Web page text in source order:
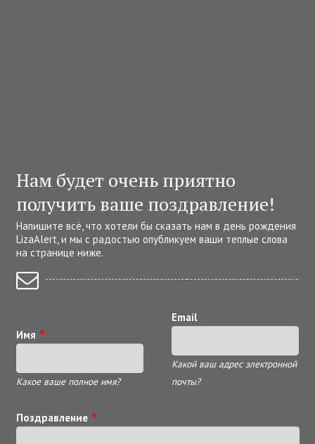
Нам будет очень приятно
получить ваше поздравление!
Напишите всё, что хотели бы сказать нам в день рождения
LizaAlert, и мы с радостью опубликуем ваши теплые слова
на странице ниже.
Имя
Какое ваше полное имя?
Email
Какой ваш адрес электронной
почты?
Поздравление